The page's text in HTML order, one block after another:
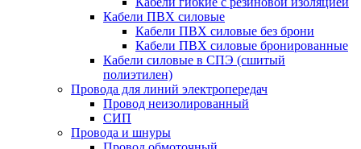
Кабели ПВХ силовые
Кабели ПВХ силовые без брони
Кабели ПВХ силовые бронированные
Кабели силовые в СПЭ (сшитый
полиэтилен)
Провода для линий электропередач
Провод неизолированный
СИП
Провода и шнуры